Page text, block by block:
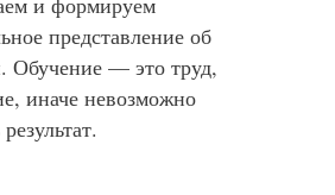
представление об
Обучение — это труд,
иначе невозможно